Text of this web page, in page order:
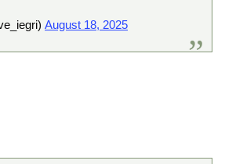
August 18, 2025